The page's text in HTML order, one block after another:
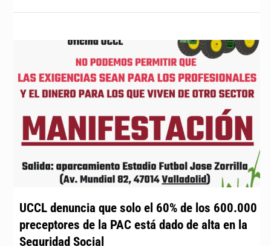
UCCL denuncia que solo el 60% de los 600.000
preceptores de la PAC está dado de alta en la
Seguridad Social